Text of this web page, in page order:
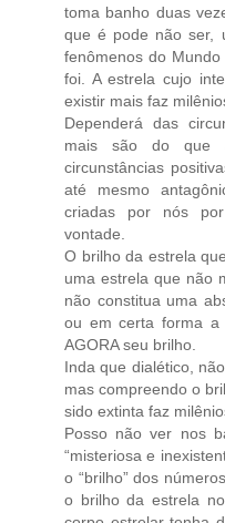
toma banho duas
que é pode não ser,
fenômenos do
foi. A estrela cujo
existir mais faz
Dependerá das
mais são do que
circunstâncias
até mesmo
criadas por nós
vontade.
O brilho da estrela
uma estrela que não
não constitua uma
ou em certa forma a
AGORA seu brilho.
Inda que dialético,
mas compreendo o
sido extinta faz
Posso não ver nos
“misteriosa e
o “brilho” dos
o brilho da estrela